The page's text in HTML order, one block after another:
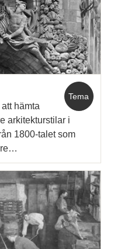
Tema
hämta
arkitekturstilar i
1800-talet som
re…